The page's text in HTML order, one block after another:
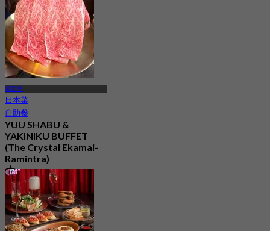
蘭因塔
日本菜
自助餐
YUU SHABU &
YAKINIKU BUFFET
(The Crystal Ekamai-
Ramintra)
5.0
303 已預訂
起฿ 550